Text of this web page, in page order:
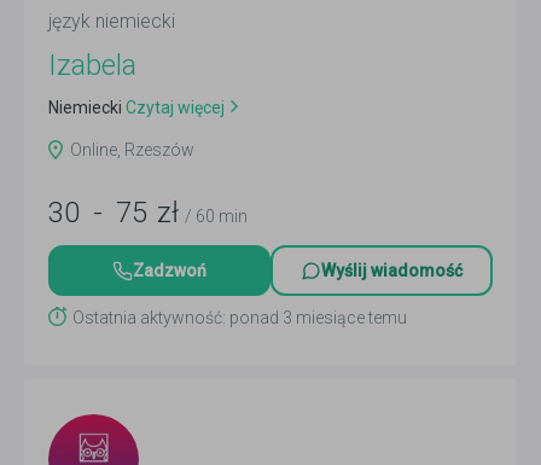
język niemiecki
Izabela
Niemiecki Czytaj więcej
Online, Rzeszów
30 - 75 zł / 60 min
Zadzwoń Wyślij wiadomość
Ostatnia aktywność: ponad 3 miesiące temu